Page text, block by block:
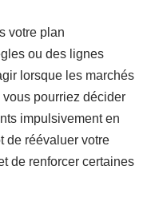
votre plan
ou des lignes
lorsque les marchés
pourriez décider
impulsivement en
de réévaluer votre
de renforcer certaines